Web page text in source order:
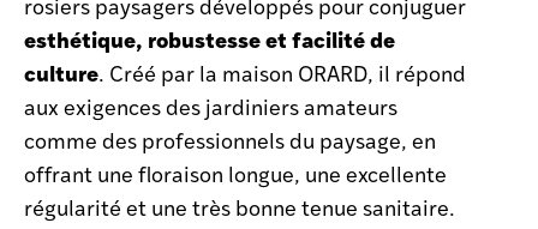
esthétique, robustesse et facilité de
culture. Créé par la maison ORARD, il répond
aux exigences des jardiniers amateurs
comme des professionnels du paysage, en
offrant une floraison longue, une excellente
régularité et une très bonne tenue sanitaire.